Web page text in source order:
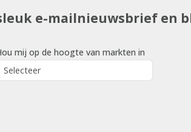
e-mailnieuwsbrief en
mij op de hoogte van markten in